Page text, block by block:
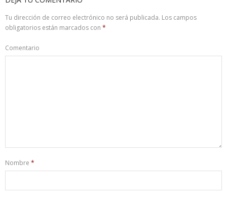
Tu dirección de correo electrónico no será publicada. Los campos
obligatorios están marcados con *
Comentario
Nombre *